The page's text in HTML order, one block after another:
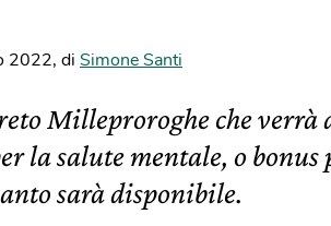
2022, di Simone Santi
Milleproroghe che verrà
la salute mentale, o
sarà disponibile.